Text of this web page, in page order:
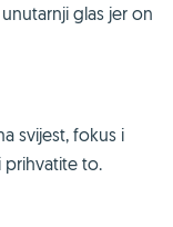
glas jer on
svijest, fokus i
to.